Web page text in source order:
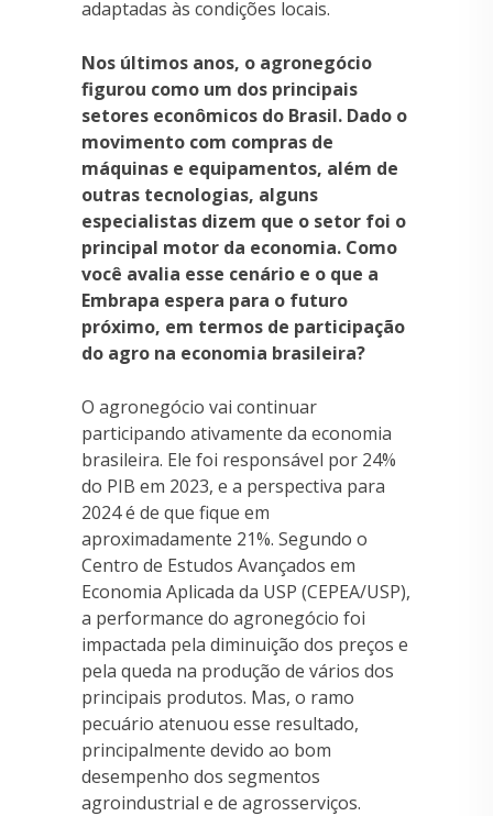
adaptadas às condições locais.
Nos últimos anos, o agronegócio
figurou como um dos principais
setores econômicos do Brasil. Dado o
movimento com compras de
máquinas e equipamentos, além de
outras tecnologias, alguns
especialistas dizem que o setor foi o
principal motor da economia. Como
você avalia esse cenário e o que a
Embrapa espera para o futuro
próximo, em termos de participação
do agro na economia brasileira?
O agronegócio vai continuar
participando ativamente da economia
brasileira. Ele foi responsável por 24%
do PIB em 2023, e a perspectiva para
2024 é de que fique em
aproximadamente 21%. Segundo o
Centro de Estudos Avançados em
Economia Aplicada da USP (CEPEA/USP),
a performance do agronegócio foi
impactada pela diminuição dos preços e
pela queda na produção de vários dos
principais produtos. Mas, o ramo
pecuário atenuou esse resultado,
principalmente devido ao bom
desempenho dos segmentos
agroindustrial e de agrosserviços.